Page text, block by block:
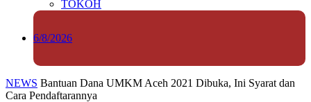
TOKOH
6/8/2026
NEWS Bantuan Dana UMKM Aceh 2021 Dibuka, Ini Syarat dan
Cara Pendaftarannya